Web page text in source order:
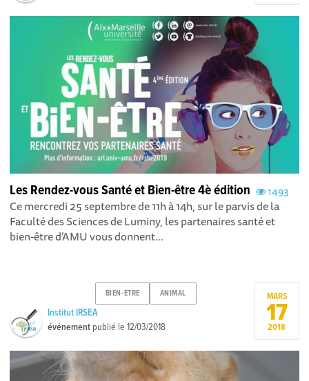
1493
Les Rendez-vous Santé et Bien-être 4è édition
Ce mercredi 25 septembre de 11h à 14h, sur le parvis de la
Faculté des Sciences de Luminy, les partenaires santé et
bien-être d’AMU vous donnent...
BIEN-ETRE ANIMAL
Institut IRSEA
événement publié le12/03/2018
MARS
17
2018